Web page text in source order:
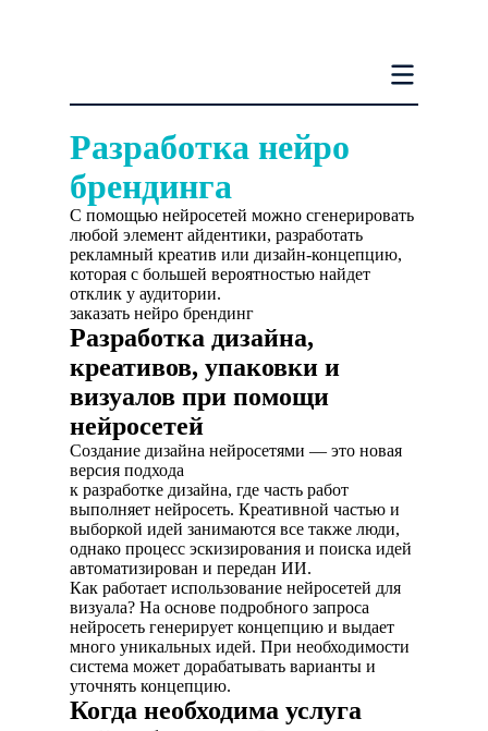
Разработка нейро
брендинга
С помощью нейросетей можно сгенерировать
любой элемент айдентики, разработать
рекламный креатив или дизайн-концепцию,
которая с большей вероятностью найдет
отклик у аудитории.
заказать нейро брендинг
Разработка дизайна,
креативов, упаковки и
визуалов при помощи
нейросетей
Создание дизайна нейросетями — это новая
версия подхода
к разработке дизайна, где часть работ
выполняет нейросеть. Креативной частью и
выборкой идей занимаются все также люди,
однако процесс эскизирования и поиска идей
автоматизирован и передан ИИ.
Как работает использование нейросетей для
визуала? На основе подробного запроса
нейросеть генерирует концепцию и выдает
много уникальных идей. При необходимости
система может дорабатывать варианты и
уточнять концепцию.
Когда необходима услуга